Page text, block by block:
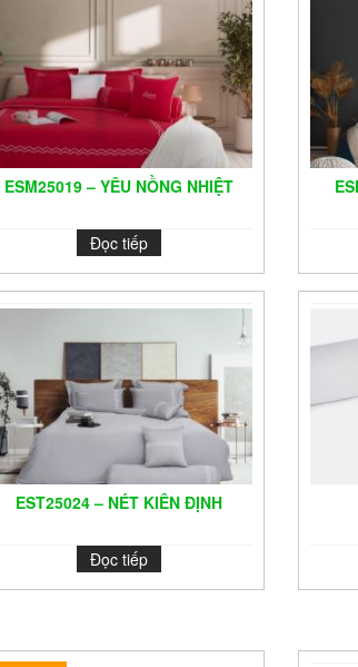
ESM25019 – YÊU NỒNG NHIỆT
Đọc tiếp
EST25024 – NÉT KIÊN ĐỊNH
Đọc tiếp